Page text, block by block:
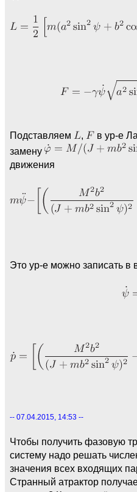
Подставляем ,
в ур-е
замену
движения
Это ур-е можно записать в
-- 07.04.2015, 14:53 --
Чтобы получить фазовую
систему надо решать
значения всех входящих
Странный атрактор